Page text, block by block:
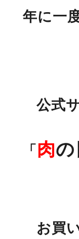
年に一
公式
「 肉
お買